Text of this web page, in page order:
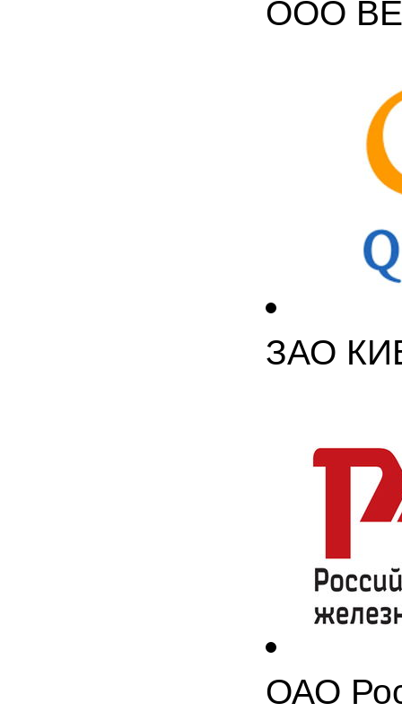
ООО
ЗАО
ОАО